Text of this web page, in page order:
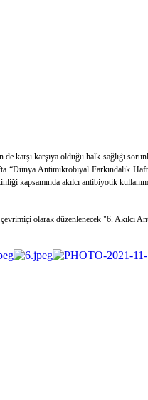
karşı karşıya olduğu halk sağlığı
“Dünya Antimikrobiyal Farkındalık
kapsamında akılcı antibiyotik
olarak düzenlenecek "6. Akılcı